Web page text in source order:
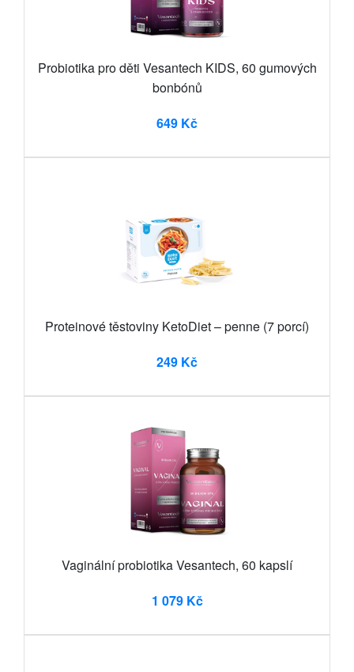
Probiotika pro děti Vesantech KIDS, 60 gumových
bonbónů
649 Kč
Proteinové těstoviny KetoDiet – penne (7 porcí)
249 Kč
Vaginální probiotika Vesantech, 60 kapslí
1 079 Kč